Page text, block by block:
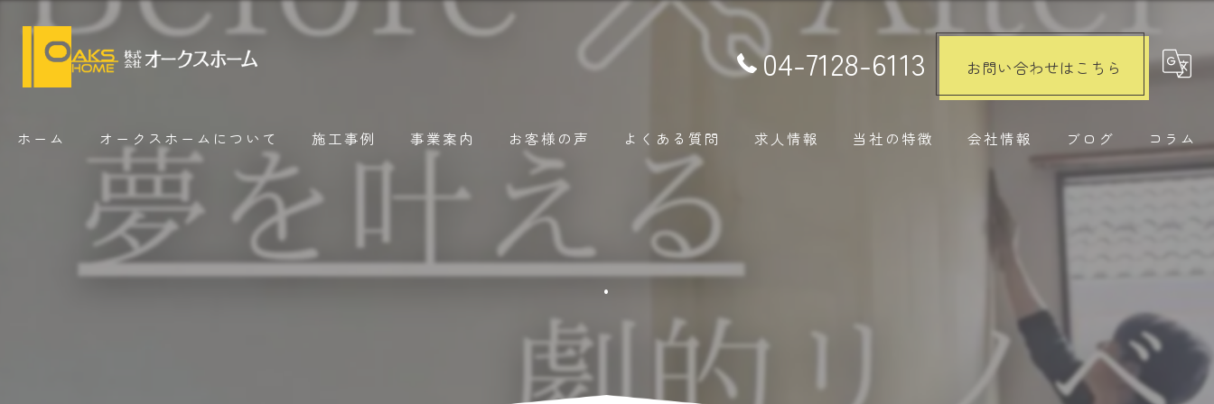
04-7128-6113 お問い合わせはこちら
ホーム オークスホームについて 施工事例 事業案内 お客様の声 よくある質問 求人情報 当社の特徴
内装工事
会社情報 ブログ コラム
.